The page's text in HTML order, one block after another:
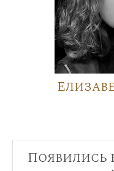
Появились